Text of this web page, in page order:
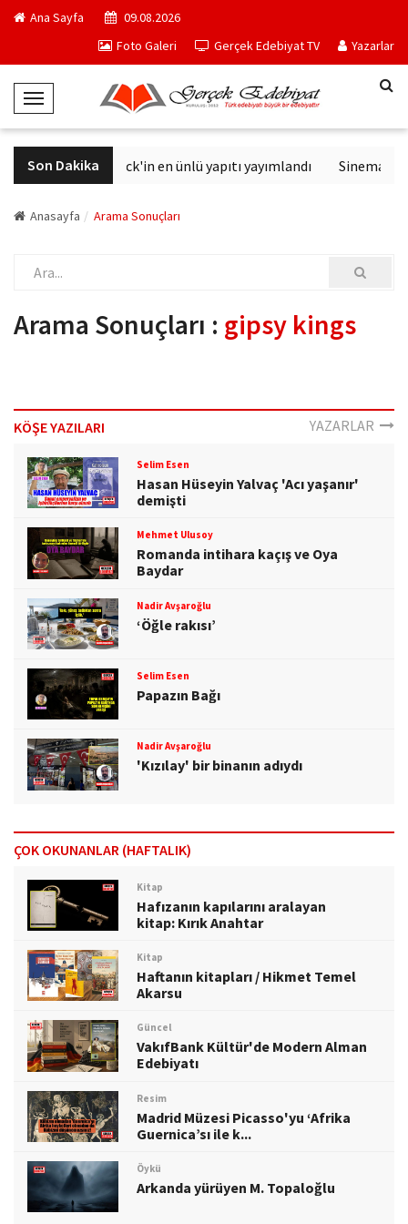
Ana Sayfa
09.08.2026
Foto Galeri
Gerçek Edebiyat TV Yazarlar
T
o
g
g
e
v
g
o
Son Dakika
Philip K. Dick'in en ünlü yapıtı yayımlandı
Anasayfa Arama Sonuçları
Arama Sonuçları : gipsy kings
KÖŞE YAZILARI YAZARLAR
Selim Esen
Hasan Hüseyin Yalvaç 'Acı yaşanır'
demişti
Mehmet Ulusoy
Romanda intihara kaçış ve Oya
Baydar
Nadir Avşaroğlu
‘Öğle rakısı’
Selim Esen
Papazın Bağı
Nadir Avşaroğlu
'Kızılay' bir binanın adıydı
ÇOK OKUNANLAR (HAFTALIK)
Kitap
Hafızanın kapılarını aralayan
kitap: Kırık Anahtar
Kitap
Haftanın kitapları / Hikmet Temel
Akarsu
Güncel
VakıfBank Kültür'de Modern Alman
Edebiyatı
Resim
Madrid Müzesi Picasso'yu ‘Afrika
Guernica’sı ile k...
Öykü
Arkanda yürüyen M. Topaloğlu